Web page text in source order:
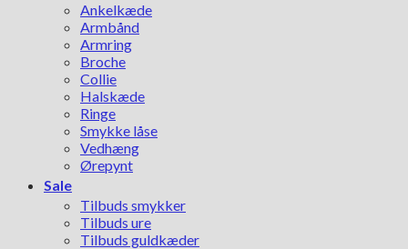
Ankelkæde
Armbånd
Armring
Broche
Collie
Halskæde
Ringe
Smykke låse
Vedhæng
Ørepynt
Sale
Tilbuds smykker
Tilbuds ure
Tilbuds guldkæder